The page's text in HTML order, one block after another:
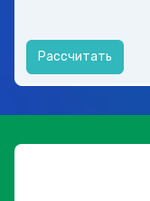
Рассчитать